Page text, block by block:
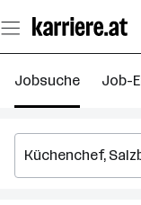
Seiteninhalt
springen
Jobsuche Job-